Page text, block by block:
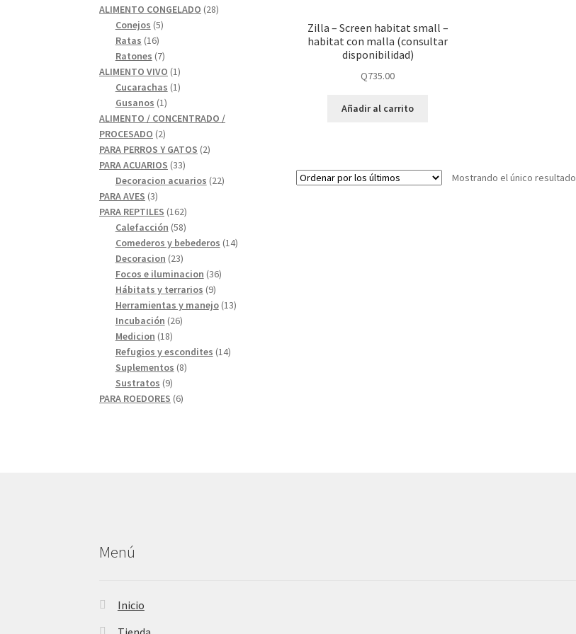
Zilla – Screen habitat small –
habitat con malla (consultar
disponibilidad)
Q735.00
Añadir al carrito
Mostrando el único resultado
ALIMENTO CONGELADO 2828
Conejos 55
Ratas 1616
productos
Ratones 77
productos
ALIMENTO VIVO 11
producto
Cucarachas 11
Gusanos 11
producto
ALIMENTO / CONCENTRADO /
PROCESADO 22
productos
PARA PERROS Y GATOS 22
PARA ACUARIOS 3333
productos
Decoracion acuarios 2222
PARA AVES 33
productos
PARA REPTILES 162162
productos
Calefacción 5858
productos
Comederos y bebederos 1414
Decoracion 2323
productos
Focos e iluminacion 3636
Hábitats y terrarios 99
productos
Herramientas y manejo 1313
Incubación 2626
Medicion 1818
productos
Refugios y escondites 1414
Suplementos 88
Sustratos 99
productos
PARA ROEDORES 66
Menú
Inicio